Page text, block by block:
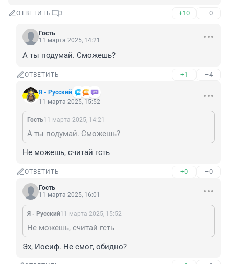
ОТВЕТИТЬ 3 +10 –0
Гость
11 марта 2025, 14:21
А ты подумай. Сможешь?
ОТВЕТИТЬ +1 –4
Я - Русский
11 марта 2025, 15:52
Гость11 марта 2025, 14:21
А ты подумай. Сможешь?
Не можешь, считай гсть
ОТВЕТИТЬ +0 –0
Гость
11 марта 2025, 16:01
Я - Русский11 марта 2025, 15:52
Не можешь, считай гсть
Эх, Иосиф. Не смог, обидно?